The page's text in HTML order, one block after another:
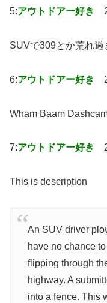
5:アウトドアー好き
SUVで309とか荒れ過
6:アウトドアー好き
Wham Baam
7:アウトドアー好き
This is description
An SUV driver
have no chance
flipping through
highway. A
into a fence. This